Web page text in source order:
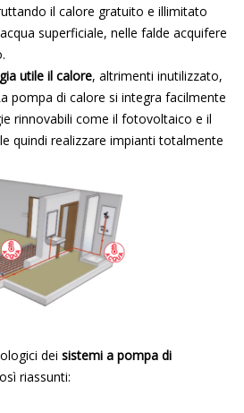
il calore gratuito e illimitato
superficiale, nelle falde acquifere
utile il calore, altrimenti inutilizzato,
pompa di calore si integra facilmente
rinnovabili come il fotovoltaico e il
quindi realizzare impianti totalmente
dei sistemi a pompa di
riassunti: